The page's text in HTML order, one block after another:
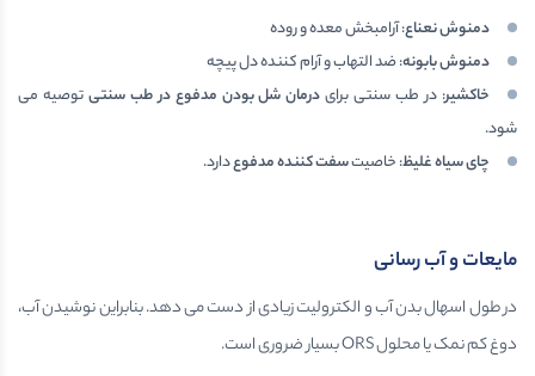
دمنوش نعناع: آرامبخش معده و روده
دمنوش بابونه: ضد التهاب و آرام کننده دل پیچه
خاکشیر: در طب سنتی برایدرمان شل بودن مدفوع در طب سنتیتوصیه می
شود.
چای سیاه غلیظ: خاصیتسفت کننده مدفوعدارد.
مایعات و آب رسانی
در طول اسهال بدن آب و الکترولیت زیادی از دست می دهد. بنابراین نوشیدن آب،
دوغ کم نمک یا محلول ORS بسیار ضروری است.